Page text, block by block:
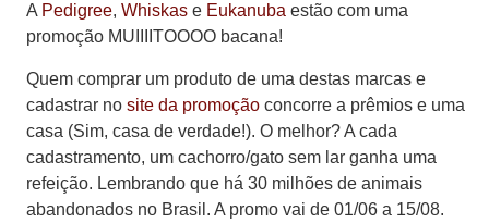
A Pedigree, Whiskas e Eukanuba estão com uma
promoção MUIIIITOOOO bacana!
Quem comprar um produto de uma destas marcas e
cadastrar no site da promoção concorre a prêmios e uma
casa (Sim, casa de verdade!). O melhor? A cada
cadastramento, um cachorro/gato sem lar ganha uma
refeição. Lembrando que há 30 milhões de animais
abandonados no Brasil. A promo vai de 01/06 a 15/08.